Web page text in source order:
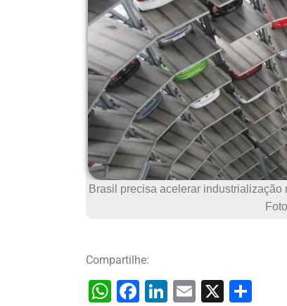
Brasil precisa acelerar
Compartilhe:
W F
Li
E
X